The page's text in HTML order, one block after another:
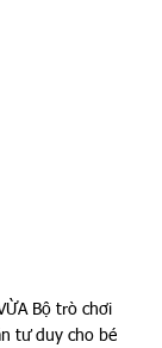
Bộ trò chơi
tư duy cho bé